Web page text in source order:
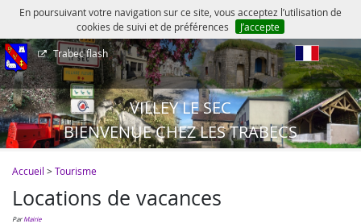
En poursuivant votre navigation sur ce site, vous acceptez l’utilisation de
cookies de suivi et de préférences
J’accepte
Trabec flash
VILLEY LE SEC
BIENVENUE CHEZ LES TRABECS
Accueil >Tourisme
Locations de vacances
parMairie